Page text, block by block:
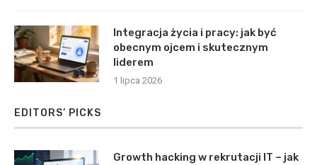
Integracja życia i pracy: jak być
obecnym ojcem i skutecznym
liderem
1 lipca 2026
EDITORS’ PICKS
Growth hacking w rekrutacji IT – jak